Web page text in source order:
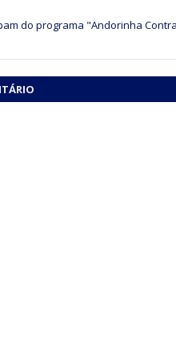
do programa "Andorinha Contra